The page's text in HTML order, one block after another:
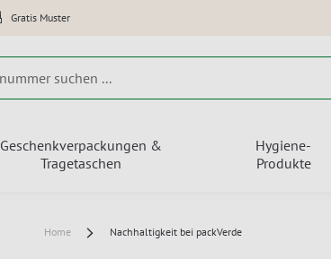
Gratis Muster
Geschenkverpackungen &
Tragetaschen
Hygiene-
Produkte
Home Nachhaltigkeit bei packVerde